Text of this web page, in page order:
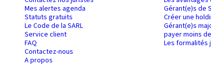
Mes alertes agenda
Statuts gratuits
Le Code de la SARL
Service client
FAQ
Contactez-nous
A propos
Gérant(e)s de
Créer une
Gérant(e)s
payer moins
Les formalités